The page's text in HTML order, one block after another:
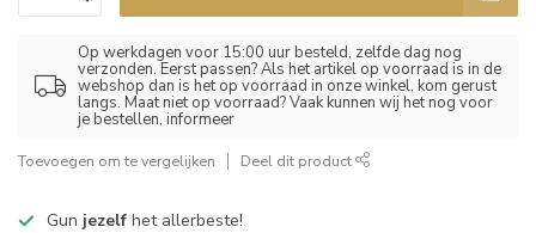
Op werkdagen voor 15:00 uur besteld, zelfde dag nog
verzonden. Eerst passen? Als het artikel op voorraad is in de
webshop dan is het op voorraad in onze winkel, kom gerust
langs. Maat niet op voorraad? Vaak kunnen wij het nog voor
je bestellen, informeer
Toevoegen om te vergelijken Deel dit product
Gun jezelf het allerbeste!